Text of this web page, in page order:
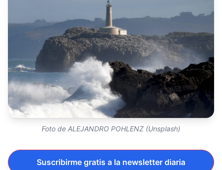
Foto de ALEJANDRO POHLENZ (Unsplash)
Suscribirme gratis a la newsletter diaria